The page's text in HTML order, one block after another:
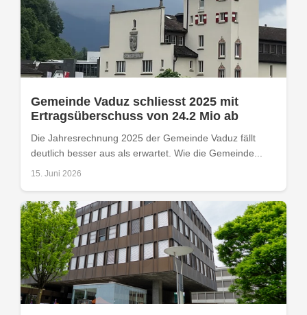
Gemeinde Vaduz schliesst 2025 mit
Ertragsüberschuss von 24.2 Mio ab
Die Jahresrechnung 2025 der Gemeinde Vaduz fällt
deutlich besser aus als erwartet. Wie die Gemeinde...
15. Juni 2026